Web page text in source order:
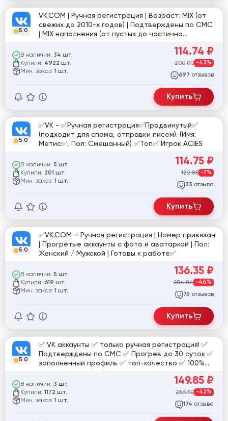
5.0
VK.COM | Ручная регистрация | Возраст: MIX (от
свежих до 2010-х годов) | Подтверждены по СМС
| MIX наполнения (от пустых до частично
мужской / женский
В наличии: 34 шт.
Купили: 4922 шт.
Мин. заказ: 1 шт.
114.74 ₽
200.00 -43%
697 отзывов
Купить
5.0
✅VK - ✅Ручная регистрация✅Продвинутый✅
(подходит для спама, отправки писем). (Имя:
Метис✅, Пол: Смешанный) ✅Топ✅ Игрок ACIES
В наличии: 5 шт.
Купили: 201 шт.
Мин. заказ: 1 шт.
114.75 ₽
122.85 -7%
33 отзыва
Купить
5.0
✅VK.COM – Ручная регистрация | Номер привязан
| Прогретые аккаунты с фото и аватаркой | Пол:
Женский / Мужской | Готовы к работе✅
В наличии: 5 шт.
Купили: 619 шт.
Мин. заказ: 1 шт.
136.35 ₽
254.84 -46%
75 отзывов
Купить
5.0
✅ VK аккаунты ✅ только ручная регистрация! ✅
Подтверждены по СМС ✅ Прогрев до 30 суток ✅
заполненный профиль ✅ топ-качество ✅ 100%
В наличии: 3 шт.
Купили: 1172 шт.
Мин. заказ: 1 шт.
149.85 ₽
256.50 -42%
174 отзыва